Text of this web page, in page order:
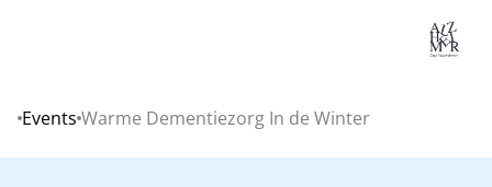
Home
Events Warme Dementiezorg In de Winter